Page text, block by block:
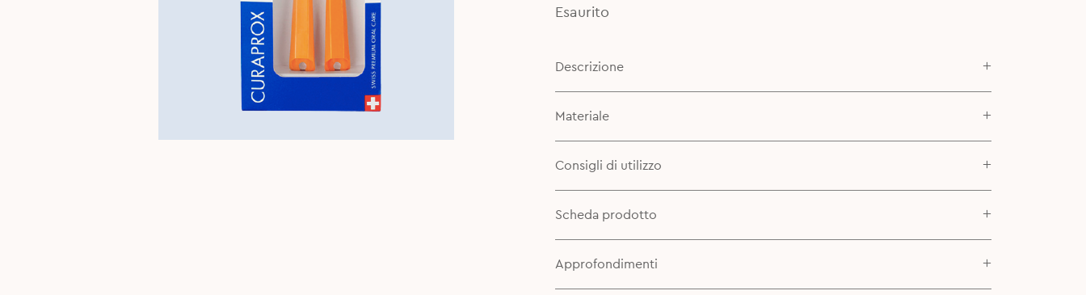
was:
is:
Esaurito
Descrizione
Materiale
Consigli di utilizzo
Scheda prodotto
Approfondimenti